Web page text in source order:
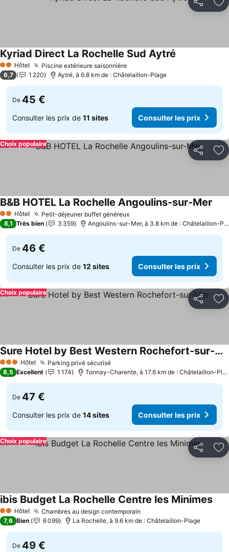
Partager
2 Étoiles
Hôtel Piscine extérieure saisonnière
Kyriad Direct La Rochelle Sud Aytré
6,7 1 220 Aytré, à 6.8 km de : Châtelaillon-Plage
De 45 €
Consulter les prix de 11 sites Consulter les prix
Partager
Choix populaire
2 Étoiles
Hôtel Petit-déjeuner buffet généreux
B&B HOTEL La Rochelle Angoulins-sur-Mer
8,1 Très bien 3 359 Angoulins-sur-Mer, à 3.8 km de : Châtelaillon-Plage
De 46 €
Consulter les prix de 12 sites Consulter les prix
Partager
Choix populaire
3 ÉtoilesHôtel Parking privé sécurisé
Sure Hotel by Best Western Rochefort-sur-Mer
8,5 Excellent 1 174 Tonnay-Charente, à 17.6 km de : Châtelaillon-Plage
De 47 €
Consulter les prix de 14 sites Consulter les prix
Partager
Choix populaire
2 Étoiles
Hôtel Chambres au design contemporain
ibis Budget La Rochelle Centre les Minimes
7,6 Bien 6 099 La Rochelle, à 9.6 km de : Châtelaillon-Plage
De 49 €